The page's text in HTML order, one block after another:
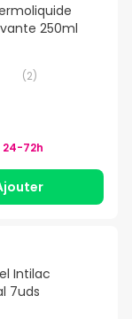
250ml
(2)
24-72h
Intilac
7uds